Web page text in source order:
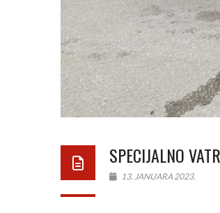
SPECIJALNO
13. JANUARA 2023.